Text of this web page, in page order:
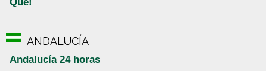
Qué!
ANDALUCÍA
Andalucía 24 horas